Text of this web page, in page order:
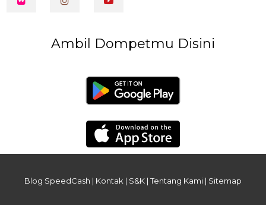
Ambil Dompetmu Disini
Blog SpeedCash | Kontak | S&K |Tentang Kami | Sitemap